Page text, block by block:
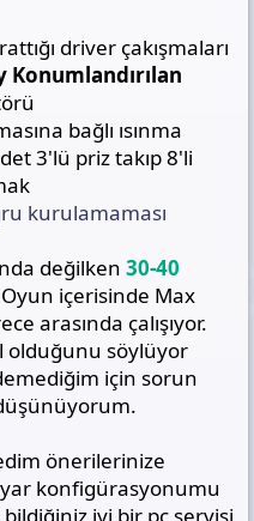
driver çakışmaları
Konumlandırılan
bağlı ısınma
3'lü priz takıp 8'li
kurulamaması
değilken 30-40
Oyun içerisinde Max
arasında çalışıyor.
olduğunu söylüyor
için sorun
önerilerinize
konfigürasyonumu
iyi bir pc servisi